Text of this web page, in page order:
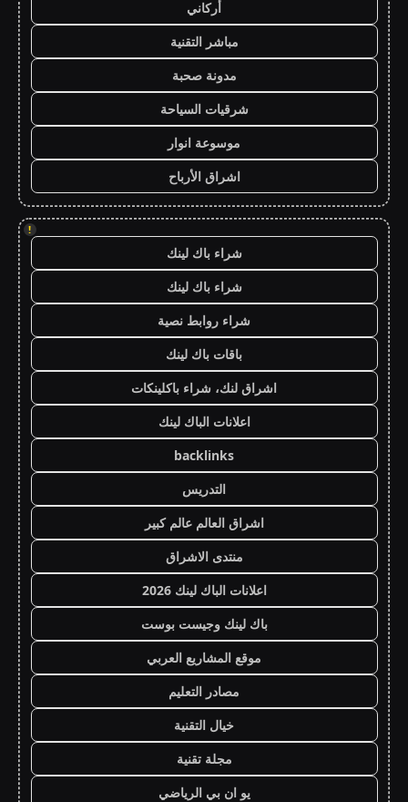
أركاني
مباشر التقنية
مدونة صحبة
شرقيات السياحة
موسوعة انوار
اشراق الأرباح
!
شراء باك لينك
شراء باك لينك
شراء روابط نصية
باقات باك لينك
اشراق لنك، شراء باكلينكات
اعلانات الباك لينك
backlinks
التدريس
اشراق العالم عالم كبير
منتدى الاشراق
اعلانات الباك لينك 2026
باك لينك وجيست بوست
موقع المشاريع العربي
مصادر التعليم
خيال التقنية
مجلة تقنية
يو ان بي الرياضي